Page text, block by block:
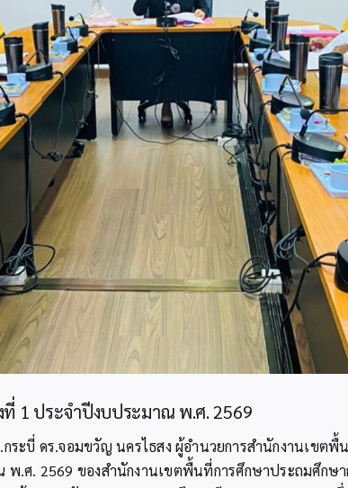
1 ประจำปีงบประมาณ พ.ศ. 2569
ะบี่ ดร.จอมขวัญ นครไธสง ผู้อำนวยการสำนักงานเขต
.ศ. 2569 ของสำนักงานเขตพื้นที่การศึกษาประถมศึกษ